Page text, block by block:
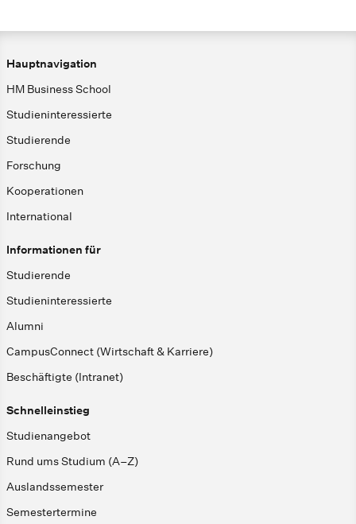
Hauptnavigation
HM Business School
Studieninteressierte
Studierende
Forschung
Kooperationen
International
Informationen für
Studierende
Studieninteressierte
Alumni
CampusConnect (Wirtschaft & Karriere)
Beschäftigte (Intranet)
Schnelleinstieg
Studienangebot
Rund ums Studium (A–Z)
Auslandssemester
Semestertermine